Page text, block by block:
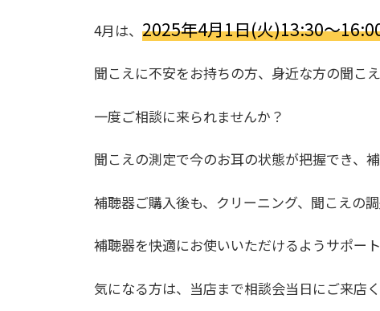
4月は、 2025年4月1日(火)13:30～
聞こえに不安をお持ちの方、身近な方の聞こ
一度ご相談に来られませんか？
聞こえの測定で今のお耳の状態が把握でき、
補聴器ご購入後も、クリーニング、聞こえの
補聴器を快適にお使いいただけるようサポー
気になる方は、当店まで相談会当日にご来店